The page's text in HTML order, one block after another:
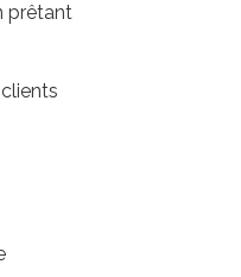
prêtant